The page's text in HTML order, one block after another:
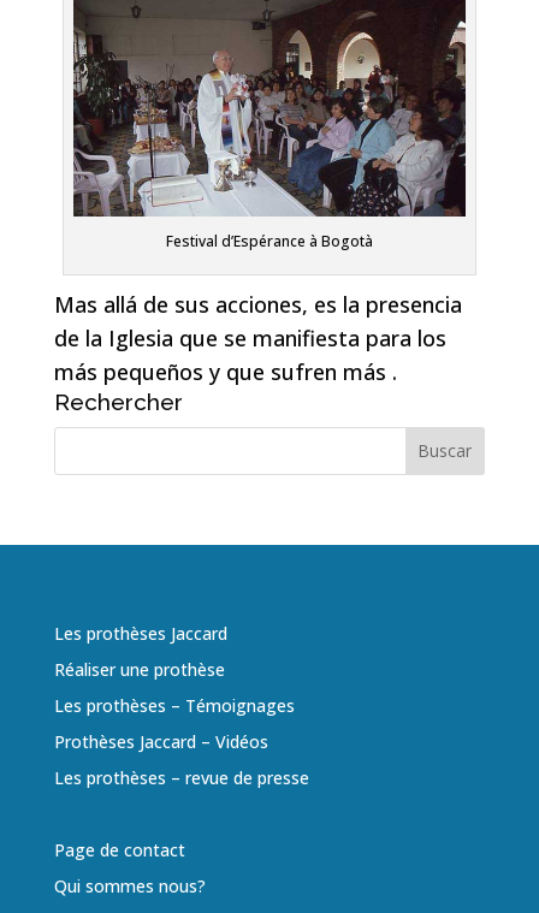
Festival d’Espérance à Bogotà
Mas allá de sus acciones, es la presencia
de la Iglesia que se manifiesta para los
más pequeños y que sufren más .
Rechercher
Les prothèses Jaccard
Réaliser une prothèse
Les prothèses – Témoignages
Prothèses Jaccard – Vidéos
Les prothèses – revue de presse
Page de contact
Qui sommes nous?